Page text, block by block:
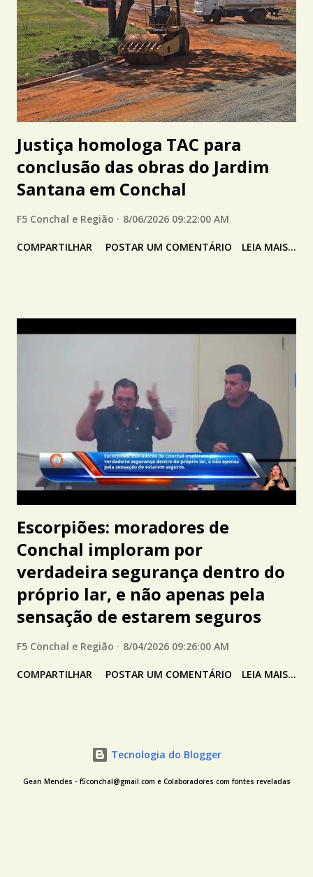
Justiça homologa TAC para
conclusão das obras do Jardim
Santana em Conchal
F5 Conchal e Região 8/06/2026 09:22:00 AM
COMPARTILHAR POSTAR UM COMENTÁRIO LEIA MAIS...
Escorpiões: moradores de
Conchal imploram por
verdadeira segurança dentro do
próprio lar, e não apenas pela
sensação de estarem seguros
F5 Conchal e Região 8/04/2026 09:26:00 AM
COMPARTILHAR POSTAR UM COMENTÁRIO LEIA MAIS...
Tecnologia do Blogger
Gean Mendes - f5conchal@gmail.com e Colaboradores com fontes reveladas